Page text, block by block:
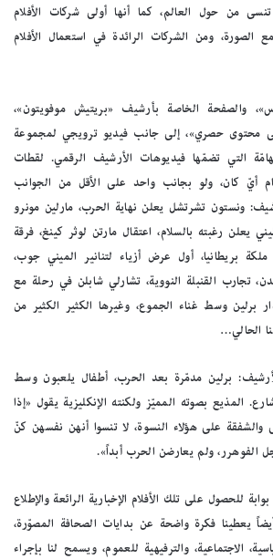
من حول العالم، كما أنها أولى شركات الأفلام
الصورة، ومن الشركات الرائدة في استعمال الأفلام
والصفحة الخاصة بأرشيف «بريتيش موفويتون»،
محتوى حصري»، إلى جانب فيديو ترويجي لمجموعة
التي تضمّها فيديوهات الأرشيف الرقمي. لقطات
أيّ كان، ولو بجانب واحد على الأقل من الجوانب
ونستون تشرتشل يعلن نهاية الحرب، مارلين مونرو
يعلن رغبته بالسلام، اعتقال مارتن لوثر كينغ، فرقة
بريطانيا، أول عرض أزياء لتنانير الميني جوب،
تجارب القنبلة النووية، تشارلي شابلن في رحلة مع
برلين وسط غناء الجموع، وغيرها الكثير الكثير من
الحالي…
برلين مدمّرة بعد الحرب، أطفال يلعبون وسط
المذيع بصوته المميّز ولكنته الإنكليزية يقول «إذا
على هؤلاء النسوة، لا تنسوا أنهن نفسهن كنّ
الفوهرر، ولم يعارضن الحرب أبداً».
للحصول على تلك الأفلام الإخبارية الرائعة والإطلاع
يعطينا فكرة واضحة عن بدايات الصحافة المصوّرة،
الاجتماعية، والترفيهية للعموم، ويسمح لنا بإجراء